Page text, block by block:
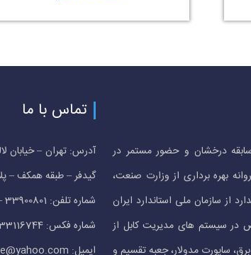
درخشان و حضور مستمر در
بهره برداری از وزارت صنعت،
از سازمان ملی استاندارد ایران
در سیستم های مدیریت کابل از
ساپورت مدولار، جعبه تقسیم و
تماس با ما
آدرس: تهران – خیابان
گیدفر – طبقه همکف –
شماره تلفن: 33900801 – 33914476
شماره فکس: 33116744
ایمیل: ea.pipe@yahoo.com